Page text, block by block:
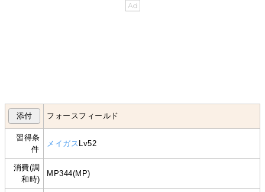
フォースフィールド
習得条
件
メイガス Lv52
消費(調
和時)
MP344(MP)